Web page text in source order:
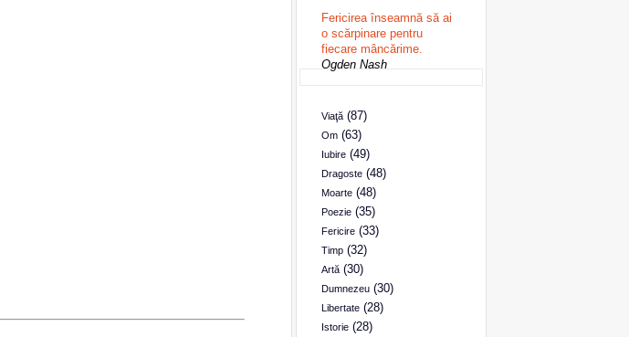
Fericirea înseamnă să ai
o scărpinare pentru
fiecare mâncărime.
Ogden Nash
Viaţă(87)
Om(63)
Iubire(49)
Dragoste(48)
Moarte(48)
Poezie(35)
Fericire(33)
Timp(32)
Artă(30)
Dumnezeu(30)
Libertate(28)
Istorie(28)